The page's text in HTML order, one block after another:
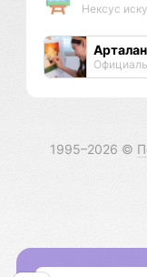
Нексус
1995–2026 ©